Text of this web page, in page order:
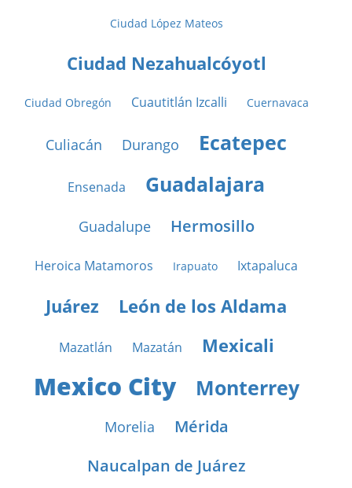
Ciudad López Mateos
Ciudad Nezahualcóyotl
Ciudad Obregón Cuautitlán Izcalli Cuernavaca
Culiacán Durango Ecatepec
Ensenada Guadalajara
Guadalupe Hermosillo
Heroica Matamoros Irapuato Ixtapaluca
Juárez León de los Aldama
Mazatlán Mazatán Mexicali
Mexico City Monterrey
Morelia
Mérida
Naucalpan de Juárez